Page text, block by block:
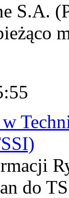
S.A.
do